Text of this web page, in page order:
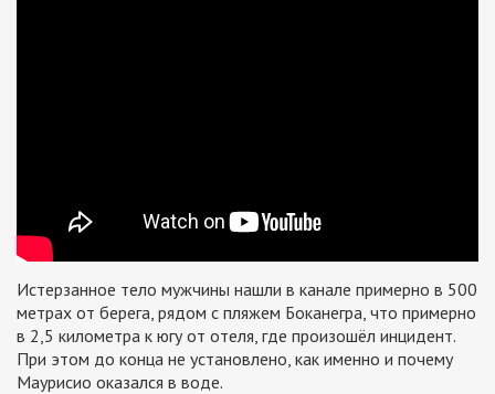
Истерзанное тело мужчины нашли в канале примерно в 500
метрах от берега, рядом с пляжем Боканегра, что примерно
в 2,5 километра к югу от отеля, где произошёл инцидент.
При этом до конца не установлено, как именно и почему
Маурисио оказался в воде.